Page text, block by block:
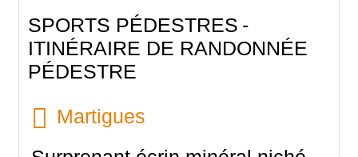
SPORTS PÉDESTRES
ITINÉRAIRE DE RANDONNÉE
PÉDESTRE
Martigues